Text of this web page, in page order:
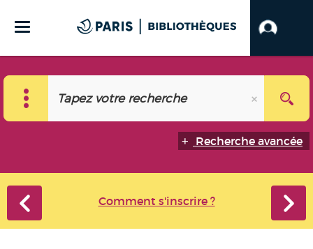
Recherche avancée
Comment s'inscrire ?